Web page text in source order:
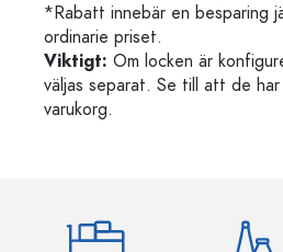
*Rabatt innebär en besparing
ordinarie priset.
Viktigt: Om locken är
väljas separat. Se till att de
varukorg.